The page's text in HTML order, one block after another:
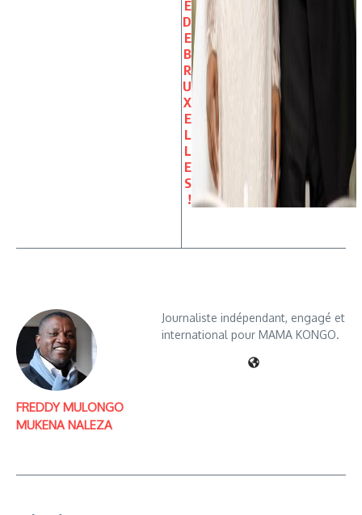
E
D
E
B
R
U
X
E
L
L
E
S
!
FREDDY MULONGO
MUKENA NALEZA
Journaliste indépendant, engagé et
international pour MAMA KONGO.